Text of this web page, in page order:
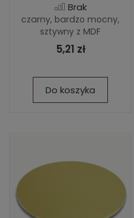
Brak
czarny, bardzo mocny,
sztywny z MDF
5,21 zł
Do koszyka